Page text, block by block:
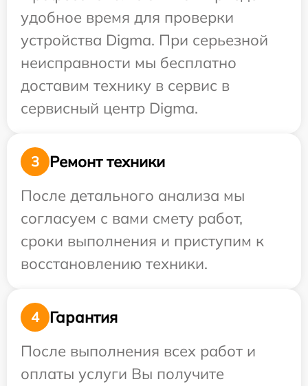
удобное время для проверки
устройства Digma. При серьезной
неисправности мы бесплатно
доставим технику в сервис в
сервисный центр Digma.
3
Ремонт техники
После детального анализа мы
согласуем с вами смету работ,
сроки выполнения и приступим к
восстановлению техники.
4
Гарантия
После выполнения всех работ и
оплаты услуги Вы получите